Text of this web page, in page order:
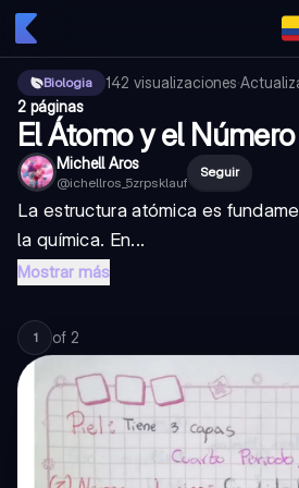
Biologia 142 visualizaciones·
2 páginas
El Átomo y el
Michell Aros
@ichellros_5zrpsklauf
Seguir
La estructura atómica es
la química. En...
Mostrar más
1 of 2